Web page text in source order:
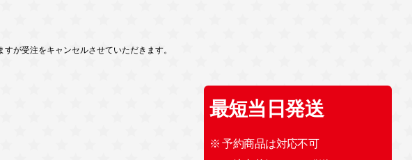
が受注をキャンセルさせていただきます。
最短当日発送
※ 予約商品は対応不可